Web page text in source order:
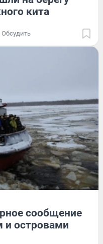
кита
Обсудить
сообщение
и островами